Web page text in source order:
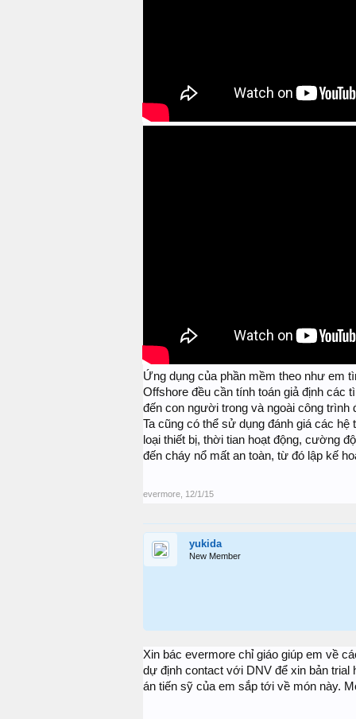
Ứng dụng của phần mềm theo như em
Offshore đều cần tính toán giả định các
đến con người trong và ngoài công
Ta cũng có thể sử dụng đánh giá các
loại thiết bị, thời tian hoạt động, cường
đến cháy nổ mất an toàn, từ đó lập kế
evermore 12/1/15
yukida
New Member
Xin bác evermore chỉ giáo giúp em về
dự định contact với DNV để xin bản trial
án tiến sỹ của em sắp tới về món này.